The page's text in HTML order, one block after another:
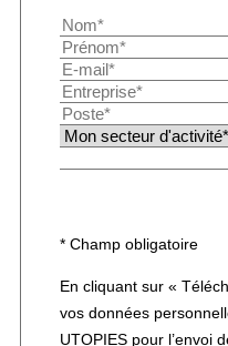
* Champ obligatoire
En cliquant sur «
vos données
UTOPIES pour l’envoi